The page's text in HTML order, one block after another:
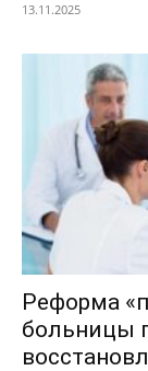
13.11.2025
Реформа
больницы